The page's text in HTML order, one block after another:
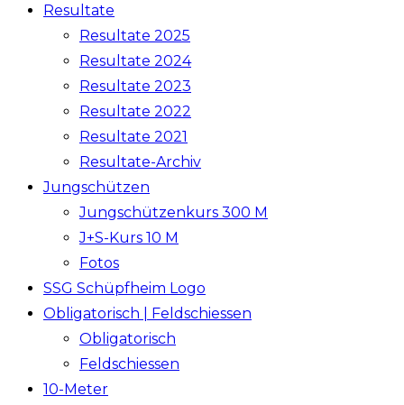
Resultate
Resultate 2025
Resultate 2024
Resultate 2023
Resultate 2022
Resultate 2021
Resultate-Archiv
Jungschützen
Jungschützenkurs 300 M
J+S-Kurs 10 M
Fotos
SSG Schüpfheim Logo
Obligatorisch | Feldschiessen
Obligatorisch
Feldschiessen
10-Meter